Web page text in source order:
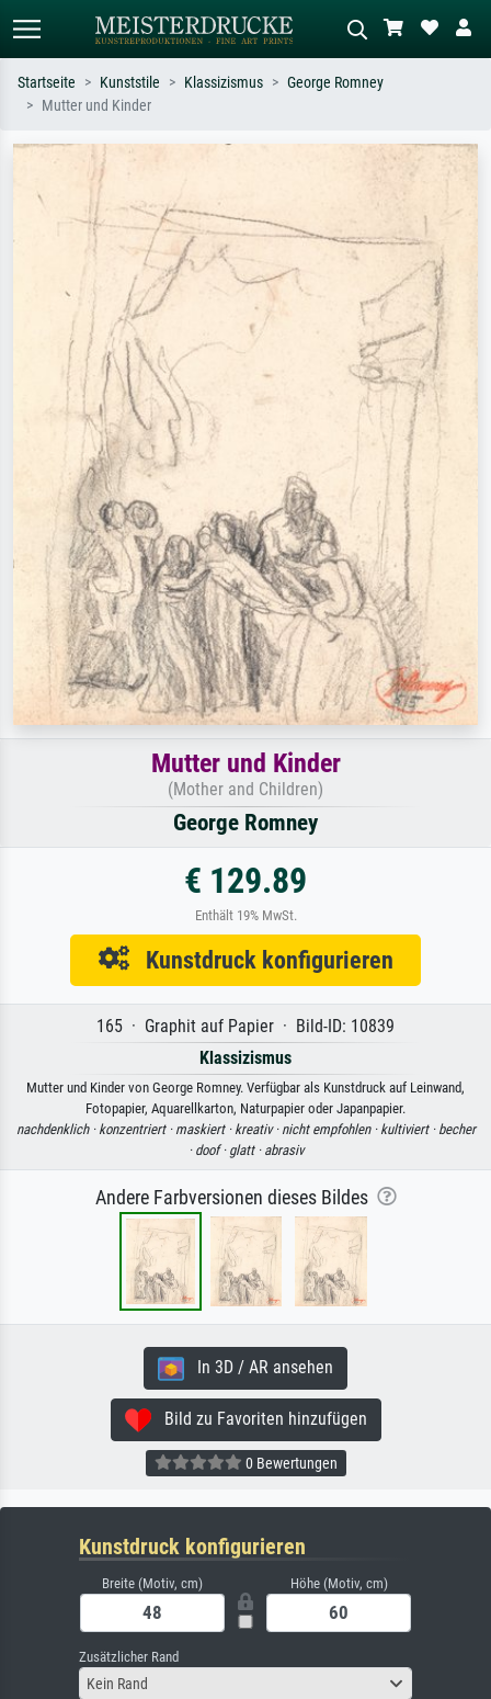
Suchen Sie nach Künstlern, Werktiteln
oder Stilen – z.B. Monet,
Sternennacht, Impressionismus, Welle
Hokusai, Akt.
Beschreiben Sie die Szene – z.B. Grüne
Ölgemälde, Stehender Akt neben einem
Startseite Kunststile Klassizismus
George Romney
Mutter und Kinder
Mutter und Kinder
(Mother and Children)
George Romney
€ 129.89
Enthält 19% MwSt.
Kunstdruck konfigurieren
165 · Graphit auf Papier · Bild-ID: 10839
Klassizismus
Mutter und Kinder von George Romney. Verfügbar als Kunstdruck auf Leinwand,
Fotopapier, Aquarellkarton, Naturpapier oder Japanpapier.
nachdenklich · konzentriert · maskiert · kreativ · nicht empfohlen · kultiviert · becher
· doof · glatt · abrasiv
Andere Farbversionen dieses Bildes
In 3D / AR ansehen
Bild zu Favoriten hinzufügen
0 Bewertungen
Kunstdruck konfigurieren
Breite (Motiv, cm) Höhe (Motiv, cm)
Zusätzlicher Rand
Kein Rand